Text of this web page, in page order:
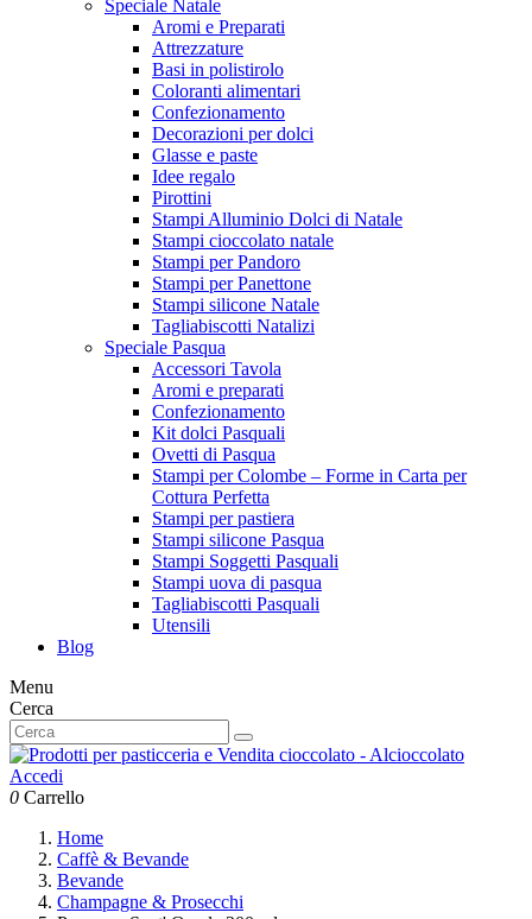
Speciale Natale
Aromi e Preparati
Attrezzature
Basi in polistirolo
Coloranti alimentari
Confezionamento
Decorazioni per dolci
Glasse e paste
Idee regalo
Pirottini
Stampi Alluminio Dolci di Natale
Stampi cioccolato natale
Stampi per Pandoro
Stampi per Panettone
Stampi silicone Natale
Tagliabiscotti Natalizi
Speciale Pasqua
Accessori Tavola
Aromi e preparati
Confezionamento
Kit dolci Pasquali
Ovetti di Pasqua
Stampi per Colombe – Forme in Carta per
Cottura Perfetta
Stampi per pastiera
Stampi silicone Pasqua
Stampi Soggetti Pasquali
Stampi uova di pasqua
Tagliabiscotti Pasquali
Utensili
Blog
Menu
Cerca
Accedi
0 Carrello
Home
Caffè & Bevande
Bevande
Champagne & Prosecchi